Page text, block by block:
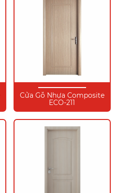
Cửa Gỗ Nhựa Composite
ECO-211